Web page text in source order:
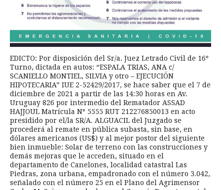
EDICTO: Por disposición del Sr/a. Juez Letrado Civil de 16º
Turno, dictada en autos: “ESPALA TRIAS, ANA c/
SCANIELLO MONTIEL, SILVIA y otro – EJECUCIÓN
HIPOTECARIA” IUE 2-52429/2017, se hace saber que el 7 de
diciembre de 2021 a partir de las 14:30 horas en Av.
Uruguay 826 por intermedio del Rematador ASSAD
HAJJOUL Matrícula Nº 5555 RUT 212276850013 en acto
presidido por el/la SR/A. ALGUACIL del Juzgado se
procederá al remate en pública subasta, sin base, en
dólares americanos (US$) y al mejor postor del siguiente
bien inmueble: Solar de terreno con las construcciones y
demás mejoras que le acceden, situado en el
departamento de Canelones, localidad catastral Las
Piedras, zona urbana, empadronado con el número 3.042,
señalado con el número 25 en el Plano del Agrimensor